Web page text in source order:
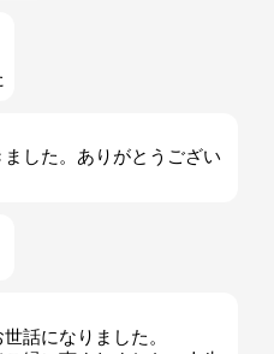
した。ありがとうござい
話になりました。